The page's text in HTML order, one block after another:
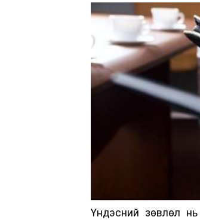
Үндэсний зөвлөл нь